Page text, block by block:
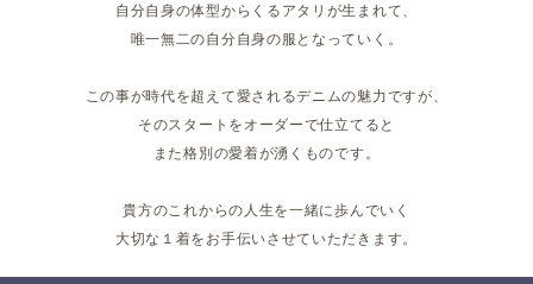
自分自身の体型からくる アタリが生まれて、
唯一無二の自分自身の服となっていく。
この事が時代を超えて愛されるデニムの魅力ですが、
そのスタートをオーダーで仕立てると
また格別の愛着が湧くものです。
貴方のこれからの人生を一緒に歩んでいく
大切な１着を お手伝いさせていただきます。